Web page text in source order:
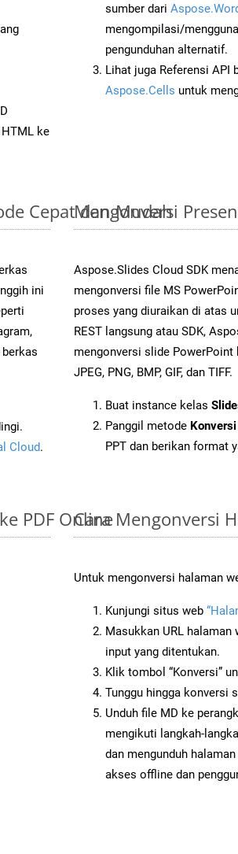
ke
sumber dari
mengompilasi/
pengunduhan alternatif.
Lihat juga Referensi API
Aspose.Cells untuk
Cepat dan Mudah
ini
Cloud.
Mengonversi
Aspose.Slides Cloud SDK
mengonversi file MS
proses yang diuraikan di atas
REST langsung atau SDK,
mengonversi slide
JPEG, PNG, BMP, GIF, dan TIFF.
Buat instance kelas
Panggil metode Konversi
PPT dan berikan format
PDF OnlineCara Mengonversi
Untuk mengonversi halaman
Kunjungi situs web
Masukkan URL
input yang ditentukan.
Klik tombol “Konversi”
Tunggu hingga konversi
Unduh file MD ke
mengikuti langkah-
dan mengunduh
akses offline dan